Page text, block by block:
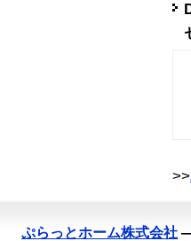
>>
ぷらっとホーム株式会社